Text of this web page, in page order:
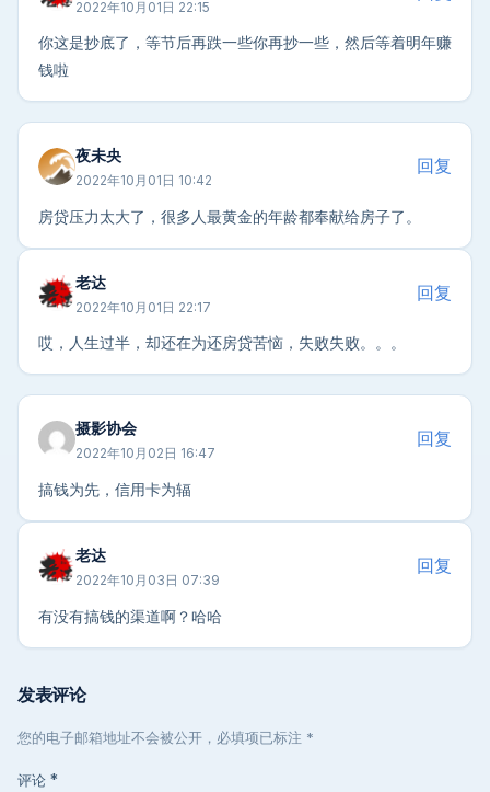
2022年10月01日 22:15
你这是抄底了，等节后再跌一些你再抄一些，然后等着明年赚
钱啦
夜未央
2022年10月01日 10:42
回复
房贷压力太大了，很多人最黄金的年龄都奉献给房子了。
老达
2022年10月01日 22:17
回复
哎，人生过半，却还在为还房贷苦恼，失败失败。。。
摄影协会
2022年10月02日 16:47
回复
搞钱为先，信用卡为辐
老达
2022年10月03日 07:39
回复
有没有搞钱的渠道啊？哈哈
发表评论
您的电子邮箱地址不会被公开，必填项已标注 *
评论 *